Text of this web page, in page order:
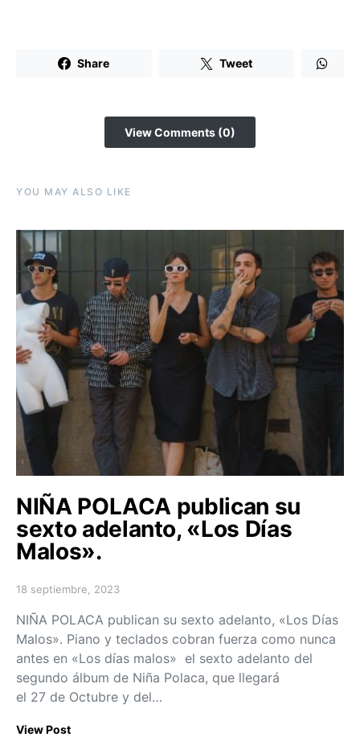
Share Tweet
View Comments (0)
YOU MAY ALSO LIKE
NIÑA POLACA publican su
sexto adelanto, «Los Días
Malos».
Posted on
18 septiembre, 2023
NIÑA POLACA publican su sexto adelanto, «Los Días
Malos». Piano y teclados cobran fuerza como nunca
antes en «Los días malos» el sexto adelanto del
segundo álbum de Niña Polaca, que llegará
el 27 de Octubre y del…
View Post